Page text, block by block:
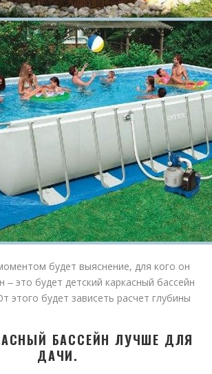
будет выяснение, для кого он
‒ это будет детский каркасный бассейн
этого будет зависеть расчет глубины
БАССЕЙН ЛУЧШЕ ДЛЯ
ДАЧИ.